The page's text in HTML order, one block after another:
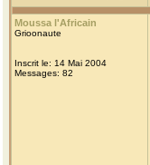
Moussa l'Africain
Grioonaute
Inscrit le: 14 Mai 2004
Messages: 82